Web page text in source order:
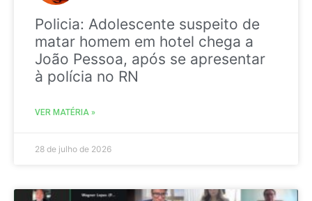
Policia: Adolescente suspeito de
matar homem em hotel chega a
João Pessoa, após se apresentar
à polícia no RN
VER MATÉRIA »
28 de julho de 2026